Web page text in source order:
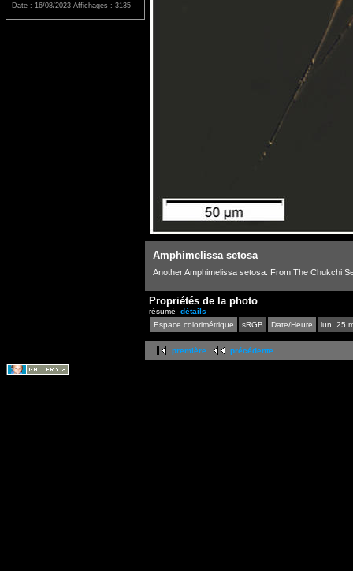
Date : 16/08/2023 Affichages : 3135
Amphimelissa setosa
Another Amphimelissa setosa. From The Chukchi
Propriétés de la photo
résumé détails
Espace colorimétrique
sRGB Date/Heure lun. 25
première précédente